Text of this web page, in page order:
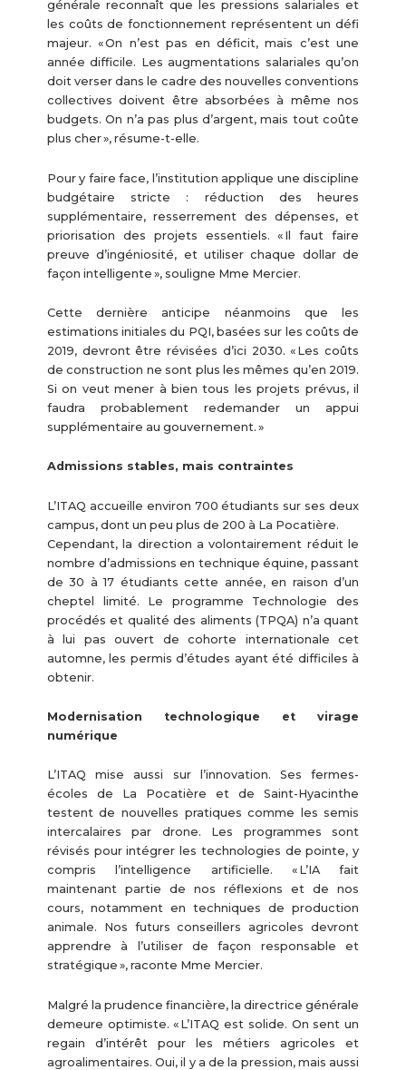
générale reconnaît que les pressions salariales et
les coûts de fonctionnement représentent un défi
majeur. « On n’est pas en déficit, mais c’est une
année difficile. Les augmentations salariales qu’on
doit verser dans le cadre des nouvelles conventions
collectives doivent être absorbées à même nos
budgets. On n’a pas plus d’argent, mais tout coûte
plus cher », résume-t-elle.
Pour y faire face, l’institution applique une discipline
budgétaire stricte : réduction des heures
supplémentaire, resserrement des dépenses, et
priorisation des projets essentiels. « Il faut faire
preuve d’ingéniosité, et utiliser chaque dollar de
façon intelligente », souligne Mme Mercier.
Cette dernière anticipe néanmoins que les
estimations initiales du PQI, basées sur les coûts de
2019, devront être révisées d’ici 2030. « Les coûts
de construction ne sont plus les mêmes qu’en 2019.
Si on veut mener à bien tous les projets prévus, il
faudra probablement redemander un appui
supplémentaire au gouvernement. »
Admissions stables, mais contraintes
L’ITAQ accueille environ 700 étudiants sur ses deux
campus, dont un peu plus de 200 à La Pocatière.
Cependant, la direction a volontairement réduit le
nombre d’admissions en technique équine, passant
de 30 à 17 étudiants cette année, en raison d’un
cheptel limité. Le programme Technologie des
procédés et qualité des aliments (TPQA) n’a quant
à lui pas ouvert de cohorte internationale cet
automne, les permis d’études ayant été difficiles à
obtenir.
Modernisation technologique et virage
numérique
L’ITAQ mise aussi sur l’innovation. Ses fermes-
écoles de La Pocatière et de Saint-Hyacinthe
testent de nouvelles pratiques comme les semis
intercalaires par drone. Les programmes sont
révisés pour intégrer les technologies de pointe, y
compris l’intelligence artificielle. « L’IA fait
maintenant partie de nos réflexions et de nos
cours, notamment en techniques de production
animale. Nos futurs conseillers agricoles devront
apprendre à l’utiliser de façon responsable et
stratégique », raconte Mme Mercier.
Malgré la prudence financière, la directrice générale
demeure optimiste. « L’ITAQ est solide. On sent un
regain d’intérêt pour les métiers agricoles et
agroalimentaires. Oui, il y a de la pression, mais aussi